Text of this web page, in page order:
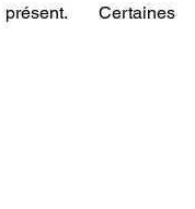
Certaines